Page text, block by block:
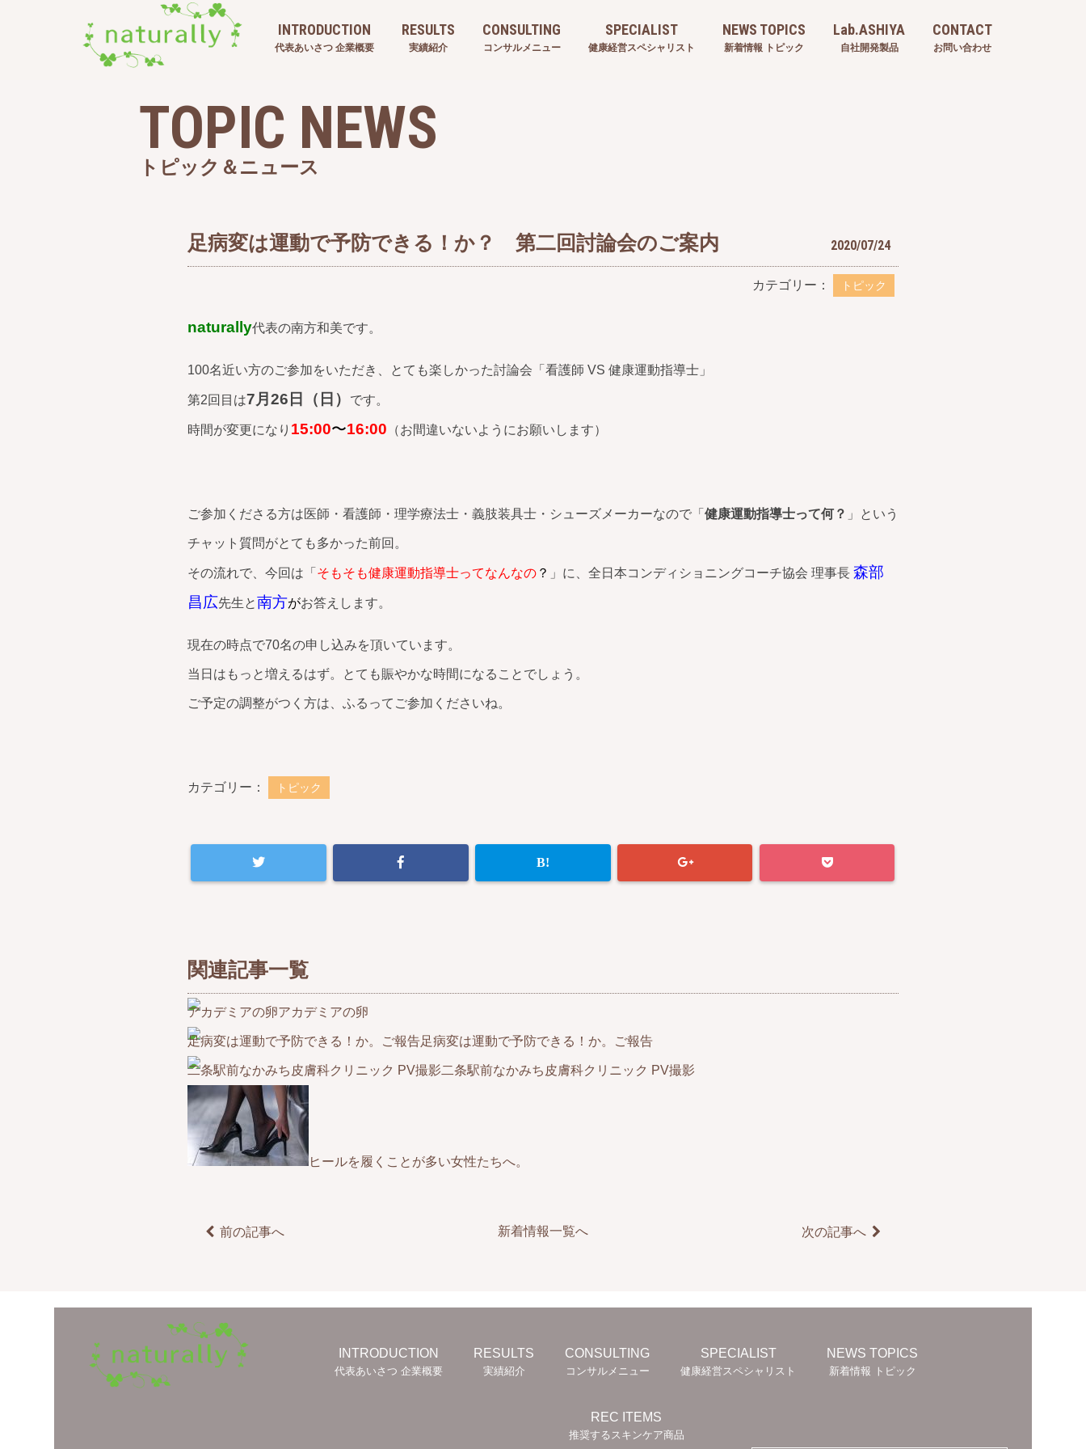
INTRODUCTION
代表あいさつ 企業概要
RESULTS
実績紹介
CONSULTING
コンサルメニュー
SPECIALIST
健康経営スペシャリスト
NEWS TOPICS
新着情報 トピック
Lab.ASHIYA
自社開発製品
CONTACT
お問い合わせ
TOPIC NEWS
トピック＆ニュース
足病変は運動で予防できる！か？ 第二回討論会のご案内 2020/07/24
カテゴリー： トピック
naturally代表の南方和美です。
100名近い方のご参加をいただき、とても楽しかった討論会「看護師 VS 健康運動指導士」
第2回目は7月26日（日） です。
時間が変更になり 15:00〜16:00 （お間違いないようにお願いします）
ご参加くださる方は医師・看護師・理学療法士・義肢装具士・シューズメーカーなので「 健康運動指導士って何？ 」という
チャット質問がとても多かった前回。
その流れで、今回は「 そもそも健康運動指導士ってなんなの ？ 」に、全日本コンディショニングコーチ協会 理事長 森部
昌広先生と南方がお答えします。
現在の時点で70名の申し込みを頂いています。
当日はもっと増えるはず。とても賑やかな時間になることでしょう。
ご予定の調整がつく方は、ふるってご参加くださいね。
カテゴリー： トピック
関連記事一覧
アカデミアの卵
足病変は運動で予防できる！か。ご報告
二条駅前なかみち皮膚科クリニック PV撮影
ヒールを履くことが多い女性たちへ。
前の記事へ 新着情報一覧へ 次の記事へ
INTRODUCTION
代表あいさつ 企業概要
RESULTS
実績紹介
CONSULTING
コンサルメニュー
SPECIALIST
健康経営スペシャリスト
NEWS TOPICS
新着情報 トピック
REC ITEMS
推奨するスキンケア商品